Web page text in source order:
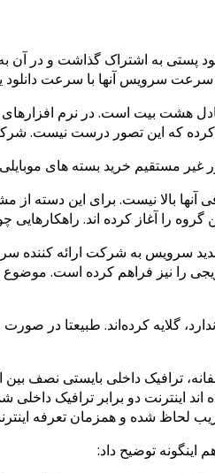
پستی به اشتراک گذاشت و در آن
سرویس آنها با سرعت دانلود
هشت بیت است. در نرم
که این تصور درست نیست.
مستقیم خرید بسته های موبایلی
بالا نیست. برای این دسته از
را آغاز کرده اند.
سرویس به شرکت ارائه
را نیز فراهم کرده است.
گلایه کرده‌اند. طبیعتا در
داخلی بایستی نصف بین
اینترنت دو برابر ترافیک
لحاظ شده و همزمان تعرفه
توضیح داد: